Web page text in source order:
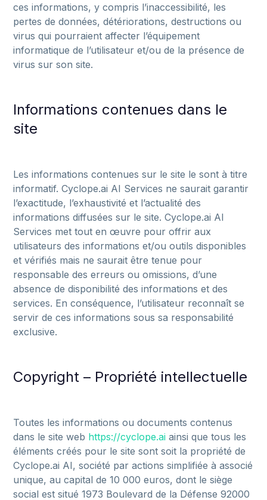
cesinformations,ycompris l’inaccessibilité, les
pertesdedonnées,détériorations,destructionsou
virusqui pourraientaffecter l’équipement
informatiquede l’utilisateuret/oude la présencede
virussursonsite.
Informations contenues dans le
site
Les informations contenues sur le site le sont à titre
informatif. Cyclope.ai AI Services ne saurait garantir
l’exactitude, l’exhaustivité et l’actualité des
informations diffusées sur le site. Cyclope.ai AI
Services met tout en œuvre pour offrir aux
utilisateurs des informations et/ou outils disponibles
et vérifiés mais ne saurait être tenue pour
responsable des erreurs ou omissions, d’une
absence de disponibilité des informations et des
services. En conséquence, l’utilisateur reconnaît se
servir de ces informations sous sa responsabilité
exclusive.
Copyright – Propriété intellectuelle
Toutes lesinformationsoudocumentscontenus
dans lesiteweb https://cyclope.ai ainsiquetous les
élémentscréés pour lesitesontsoit la propriétéde
Cyclope.ai AI,société paractionssimplifiéeàassocié
unique,aucapitalde10000euros,dont lesiège
socialestsitué1973 Boulevardde la Défense92000